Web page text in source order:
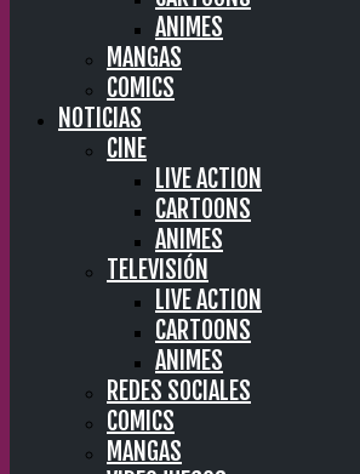
ANIMES
MANGAS
COMICS
NOTICIAS
CINE
LIVE ACTION
CARTOONS
ANIMES
TELEVISIÓN
LIVE ACTION
CARTOONS
ANIMES
REDES SOCIALES
COMICS
MANGAS